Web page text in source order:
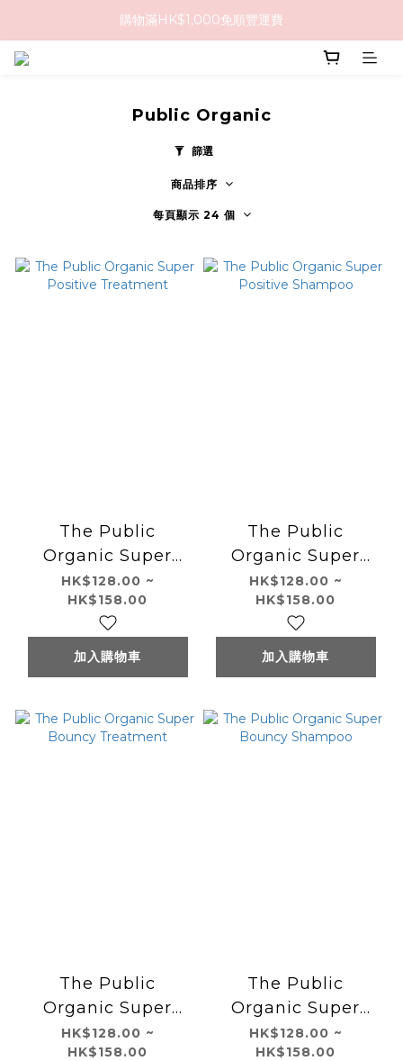
購物滿HK$1,000免順豐運費
購物滿HK$1,000免順豐運費
Public Organic
篩選
商品排序
每頁顯示 24 個
The Public
Organic Super
Positive
Treatment
HK$128.00 ~
HK$158.00
加入購物車
The Public
Organic Super
Positive Shampoo
HK$128.00 ~
HK$158.00
加入購物車
The Public
Organic Super
Bouncy Treatment
HK$128.00 ~
HK$158.00
The Public
Organic Super
Bouncy Shampoo
HK$128.00 ~
HK$158.00